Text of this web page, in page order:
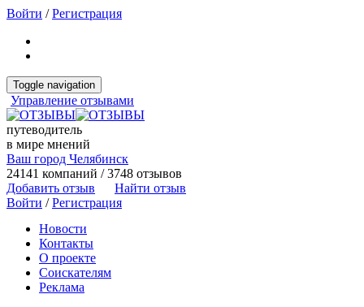
Войти /Регистрация
Toggle navigation
Управление отзывами
путеводитель
в мире мнений
Ваш город Челябинск
24141 компаний / 3748 отзывов
Добавить отзыв
Найти отзыв
Войти /Регистрация
Новости
Контакты
О проекте
Соискателям
Реклама